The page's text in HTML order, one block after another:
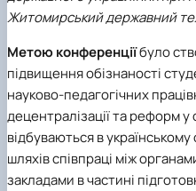
Житомирський державний
Метою конференціїбуло
підвищення обізнаності
науково-педагогічних
децентралізації та реформ
відбуваються в
шляхів співпраці між
закладами в частині